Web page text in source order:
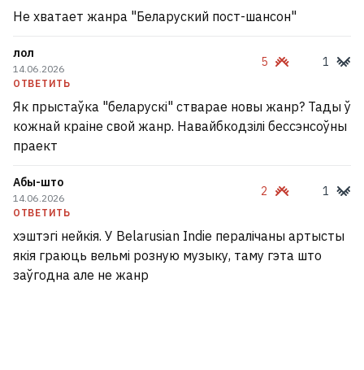
Не хватает жанра "Беларуский пост-шансон"
лол
14.06.2026
ОТВЕТИТЬ
5 1
Як прыстаўка "беларускі" стварае новы жанр? Тады ў
кожнай краіне свой жанр. Навайбкодзілі бессэнсоўны
праект
Абы-што
14.06.2026
ОТВЕТИТЬ
2 1
хэштэгі нейкія. У Belarusian Indie пералічаны артысты
якія граюць вельмі розную музыку, таму гэта што
заўгодна але не жанр